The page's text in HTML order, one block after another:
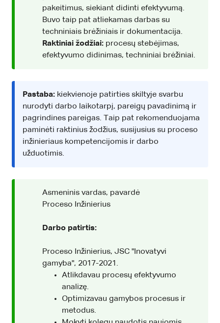
pakeitimus, siekiant didinti efektyvumą.
Buvo taip pat atliekamas darbas su
techniniais brėžiniais ir dokumentacija.
Raktiniai žodžiai: procesų stebėjimas,
efektyvumo didinimas, techniniai brėžiniai.
Pastaba: kiekvienoje patirties skiltyje svarbu
nurodyti darbo laikotarpį, pareigų pavadinimą ir
pagrindines pareigas. Taip pat rekomenduojama
paminėti raktinius žodžius, susijusius su proceso
inžinieriaus kompetencijomis ir darbo
užduotimis.
Asmeninis vardas, pavardė
Proceso Inžinierius
Darbo patirtis:
Proceso Inžinierius, JSC "Inovatyvi
gamyba", 2017-2021.
Atlikdavau procesų efektyvumo
analizę.
Optimizavau gamybos procesus ir
metodus.